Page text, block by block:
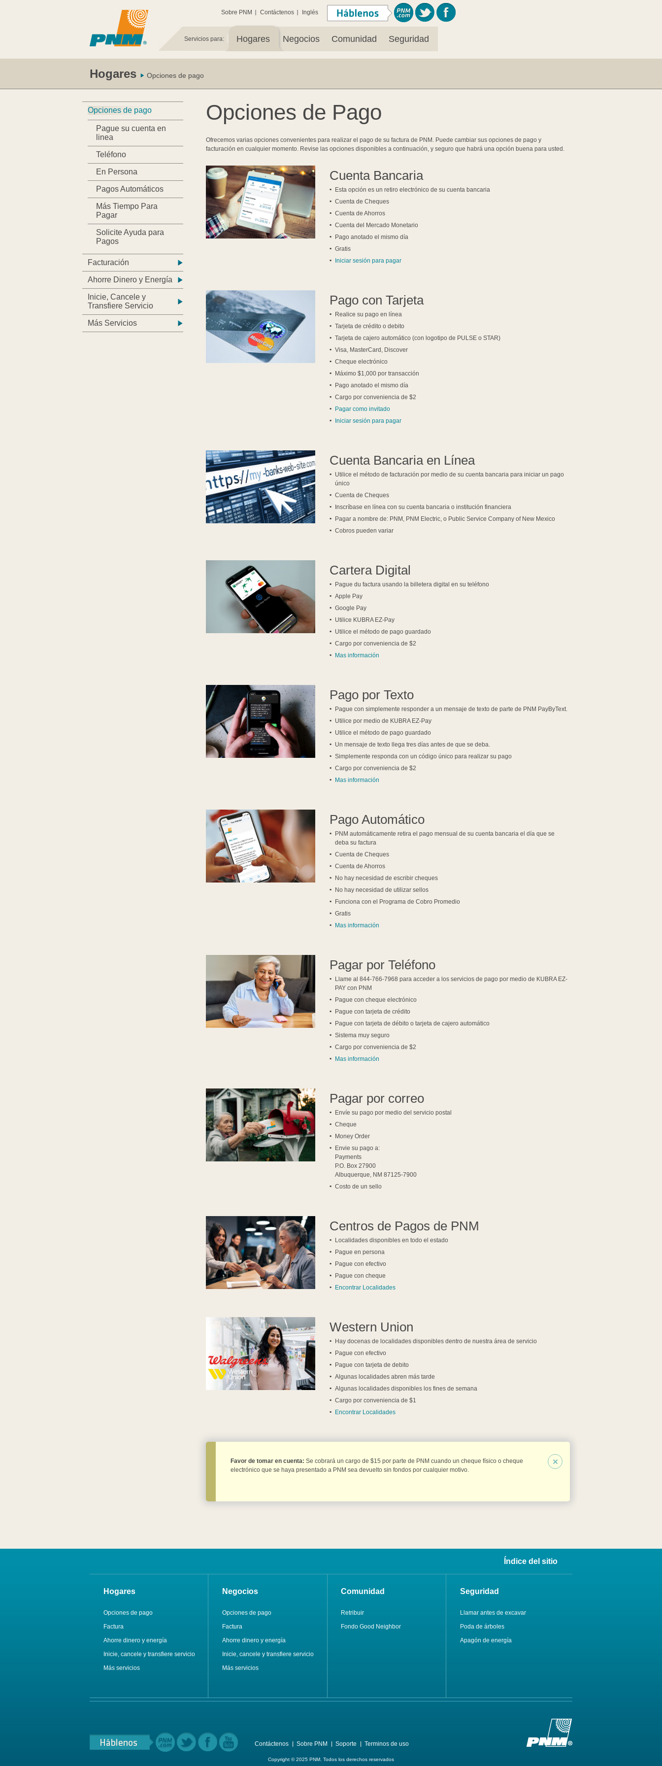
Sobre PNM Contáctenos Inglés
Servicios para: Hogares Negocios Comunidad Seguridad
Hogares Opciones de pago
Opciones de pago
Pague su cuenta en
linea
Teléfono
En Persona
Pagos Automáticos
Más Tiempo Para
Pagar
Solicite Ayuda para
Pagos
Facturación
Ahorre Dinero y Energía
Inicie, Cancele y
Transfiere Servicio
Más Servicios
Opciones de Pago
Ofrecemos varias opciones convenientes para realizar el pago de su factura de PNM. Puede cambiar sus opciones de pago y
facturación en cualquier momento. Revise las opciones disponibles a continuación, y seguro que habrá una opción buena para usted.
Cuenta Bancaria
Esta opción es un retiro electrónico de su cuenta bancaria
Cuenta de Cheques
Cuenta de Ahorros
Cuenta del Mercado Monetario
Pago anotado el mismo día
Gratis
Iniciar sesión para pagar
Pago con Tarjeta
Realice su pago en línea
Tarjeta de crédito o debito
Tarjeta de cajero automático (con logotipo de PULSE o STAR)
Visa, MasterCard, Discover
Cheque electrónico
Máximo $1,000 por transacción
Pago anotado el mismo día
Cargo por conveniencia de $2
Pagar como invitado
Iniciar sesión para pagar
Cuenta Bancaria en Línea
Utilice el método de facturación por medio de su cuenta bancaria para iniciar un pago
único
Cuenta de Cheques
Inscríbase en línea con su cuenta bancaria o institución financiera
Pagar a nombre de: PNM, PNM Electric, o Public Service Company of New Mexico
Cobros pueden variar
Cartera Digital
Pague du factura usando la billetera digital en su teléfono
Apple Pay
Google Pay
Utilice KUBRA EZ-Pay
Utilice el método de pago guardado
Cargo por conveniencia de $2
Mas información
Pago por Texto
Pague con simplemente responder a un mensaje de texto de parte de PNM PayByText.
Utilice por medio de KUBRA EZ-Pay
Utilice el método de pago guardado
Un mensaje de texto llega tres días antes de que se deba.
Simplemente responda con un código único para realizar su pago
Cargo por conveniencia de $2
Mas información
Pago Automático
PNM automáticamente retira el pago mensual de su cuenta bancaria el día que se
deba su factura
Cuenta de Cheques
Cuenta de Ahorros
No hay necesidad de escribir cheques
No hay necesidad de utilizar sellos
Funciona con el Programa de Cobro Promedio
Gratis
Mas información
Pagar por Teléfono
Llame al 844-766-7968 para acceder a los servicios de pago por medio de KUBRA EZ-
PAY con PNM
Pague con cheque electrónico
Pague con tarjeta de crédito
Pague con tarjeta de débito o tarjeta de cajero automático
Sistema muy seguro
Cargo por conveniencia de $2
Mas información
Pagar por correo
Envíe su pago por medio del servicio postal
Cheque
Money Order
Envie su pago a:
Payments
P.O. Box 27900
Albuquerque, NM 87125-7900
Costo de un sello
Centros de Pagos de PNM
Localidades disponibles en todo el estado
Pague en persona
Pague con efectivo
Pague con cheque
Encontrar Localidades
Western Union
Hay docenas de localidades disponibles dentro de nuestra área de servicio
Pague con efectivo
Pague con tarjeta de debito
Algunas localidades abren más tarde
Algunas localidades disponibles los fines de semana
Cargo por conveniencia de $1
Encontrar Localidades
Favor de tomar en cuenta: Se cobrará un cargo de $15 por parte de PNM cuando un cheque físico o cheque
electrónico que se haya presentado a PNM sea devuelto sin fondos por cualquier motivo.
×
Índice del sitio
Hogares
Opciones de pago
Factura
Ahorre dinero y energía
Inicie, cancele y transfiere servicio
Más servicios
Negocios
Opciones de pago
Factura
Ahorre dinero y energía
Inicie, cancele y transfiere servicio
Más servicios
Comunidad
Retribuir
Fondo Good Neighbor
Seguridad
Llamar antes de excavar
Poda de árboles
Apagón de energía
Contáctenos Sobre PNM Soporte Terminos de uso
Copyright © 2025 PNM. Todos los derechos reservados